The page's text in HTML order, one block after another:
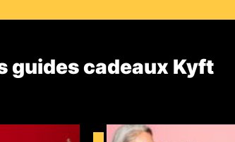
guides cadeaux Kyft​